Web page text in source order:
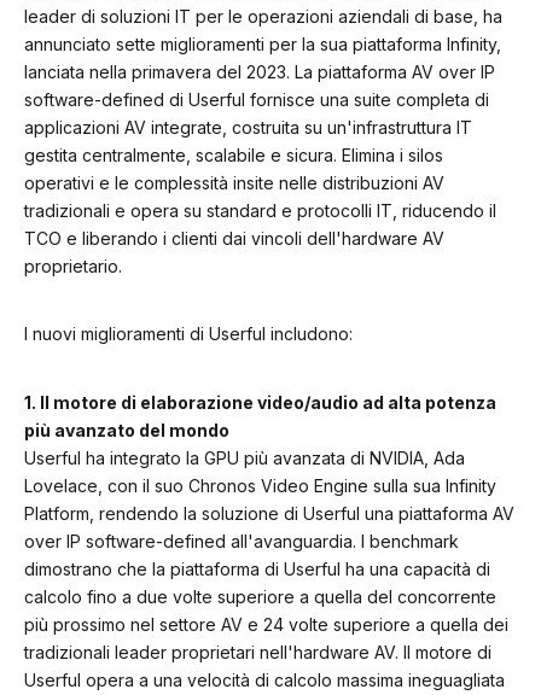
leader di soluzioni IT per le operazioni aziendali di base, ha
annunciato sette miglioramenti per la sua piattaforma Infinity,
lanciata nella primavera del 2023. La piattaforma AV over IP
software-defined di Userful fornisce una suite completa di
applicazioni AV integrate, costruita su un'infrastruttura IT
gestita centralmente, scalabile e sicura. Elimina i silos
operativi e le complessità insite nelle distribuzioni AV
tradizionali e opera su standard e protocolli IT, riducendo il
TCO e liberando i clienti dai vincoli dell'hardware AV
proprietario.
I nuovi miglioramenti di Userful includono:
1. Il motore di elaborazione video/audio ad alta potenza
più avanzato del mondo
Userful ha integrato la GPU più avanzata di NVIDIA, Ada
Lovelace, con il suo Chronos Video Engine sulla sua Infinity
Platform, rendendo la soluzione di Userful una piattaforma AV
over IP software-defined all'avanguardia. I benchmark
dimostrano che la piattaforma di Userful ha una capacità di
calcolo fino a due volte superiore a quella del concorrente
più prossimo nel settore AV e 24 volte superiore a quella dei
tradizionali leader proprietari nell'hardware AV. Il motore di
Userful opera a una velocità di calcolo massima ineguagliata